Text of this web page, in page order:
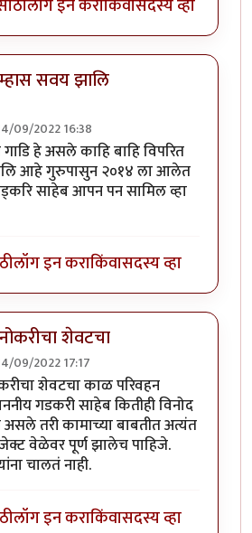
लॉग इन कराकिंवासदस्य व्हा
सवय झालि
09/2022 16:38
हे असले काहि बाहि विपरित
आहे गुरुपासुन २०१४ ला आलेत
साहेब आपन पन सामिल व्हा
लॉग इन कराकिंवासदस्य व्हा
शेवटचा
09/2022 17:17
शेवटचा काळ परिवहन
गडकरी साहेब कितीही विनोद
तरी कामाच्या बाबतीत अत्यंत
वेळेवर पूर्ण झालेच पाहिजे.
चालतं नाही.
लॉग इन कराकिंवासदस्य व्हा